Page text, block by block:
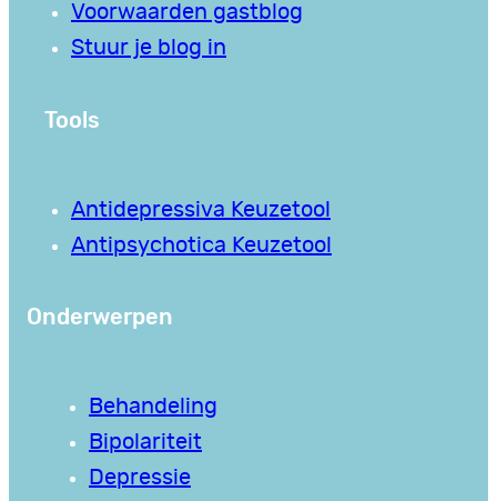
Voorwaarden gastblog
Stuur je blog in
Tools
Antidepressiva Keuzetool
Antipsychotica Keuzetool
Onderwerpen
Behandeling
Bipolariteit
Depressie